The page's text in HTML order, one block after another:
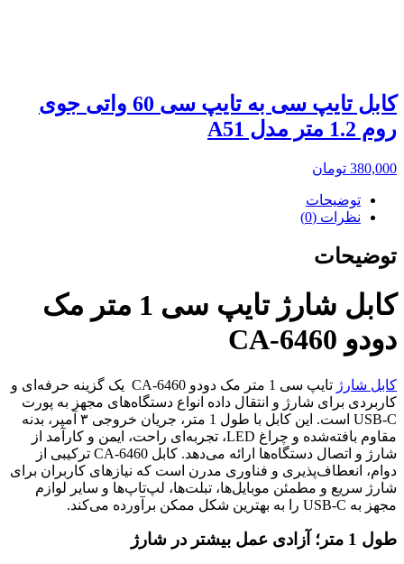
کابل تایپ سی به تایپ سی 60 واتی جوی
روم 1.2 متر مدل A51
380,000 تومان
توضیحات
نظرات (0)
توضیحات
کابل شارژ تایپ سی 1 متر مک
دودو CA-6460
کابل شارژ
تایپ سی 1 متر مک دودو CA-6460 یک گزینه حرفه‌ای و
کاربردی برای شارژ و انتقال داده انواع دستگاه‌های مجهز به پورت
USB-C است. این کابل با طول 1 متر، جریان خروجی ۳ آمپر، بدنه
مقاوم بافته‌شده و چراغ LED، تجربه‌ای راحت، ایمن و کارآمد از
شارژ و اتصال دستگاه‌ها ارائه می‌دهد. کابل CA-6460 ترکیبی از
دوام، انعطاف‌پذیری و فناوری مدرن است که نیازهای کاربران برای
شارژ سریع و مطمئن موبایل‌ها، تبلت‌ها، لپ‌تاپ‌ها و سایر لوازم
مجهز به USB-C را به بهترین شکل ممکن برآورده می‌کند.
طول 1 متر؛ آزادی عمل بیشتر در شارژ